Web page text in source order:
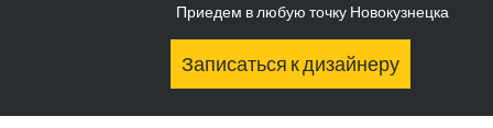
Приедем в любую точку Новокузнецка
Записаться к дизайнеру